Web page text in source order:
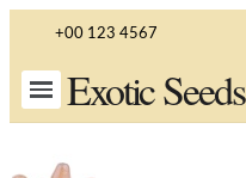
+00 123 4567
Exotic Seeds